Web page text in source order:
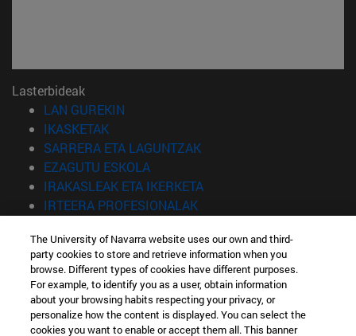
Lasterbideak
LAN GUREKIN
IKASKETAK(Beste leiho batean irekiko da)
SARRERA ETA LAGUNTZAK(Beste leiho batean irekiko
EZAGUTU ESKOLA(Beste leiho batean irekiko da)
IRAKASLEAK ETA IKERKETA(Beste leiho batean irekiko
IRTEERA PROFESIONALAK(Beste leiho batean irekiko
Informazioa
TELEFONOA +34 943 21 98 77
ZEIN TITULUA INTERESATZEN ZAIZU?
ZEIN MASTER INTERESATZEN ZAIZU?
© Nafarroako Unibertsitatea
The University of Navarra website uses our own and third-
party cookies to store and retrieve information when you
browse. Different types of cookies have different purposes.
For example, to identify you as a user, obtain information
about your browsing habits respecting your privacy, or
personalize how the content is displayed. You can select the
cookies you want to enable or accept them all. This banner